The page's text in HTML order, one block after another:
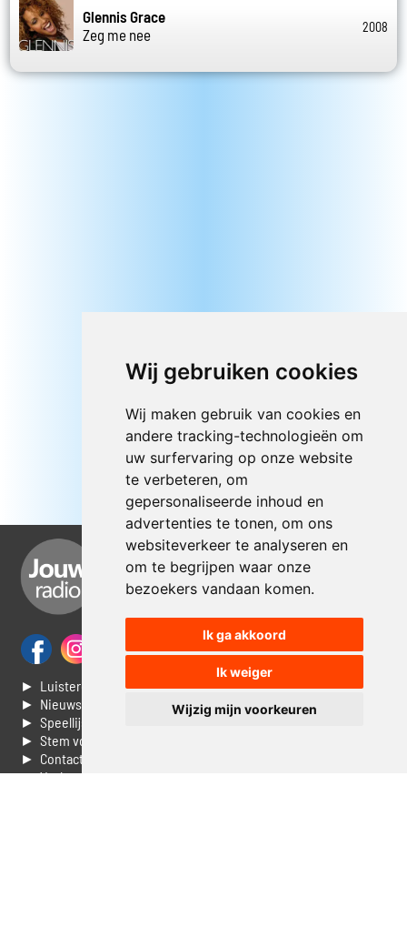
Wij gebruiken cookies
Wij maken gebruik van cookies en
andere tracking-technologieën om
uw surfervaring op onze website
te verbeteren, om
gepersonaliseerde inhoud en
advertenties te tonen, om ons
websiteverkeer te analyseren en
om te begrijpen waar onze
bezoekers vandaan komen.
Ik ga akkoord
Ik weiger
Wijzig mijn voorkeuren
Glennis Grace
Zeg me nee
2008
► Luisteren naar Jouwradio
► Nieuws
► Speellijst
► Stem voor de Dag top 3
► Contacteer ons
► Vaak gestelde vragen